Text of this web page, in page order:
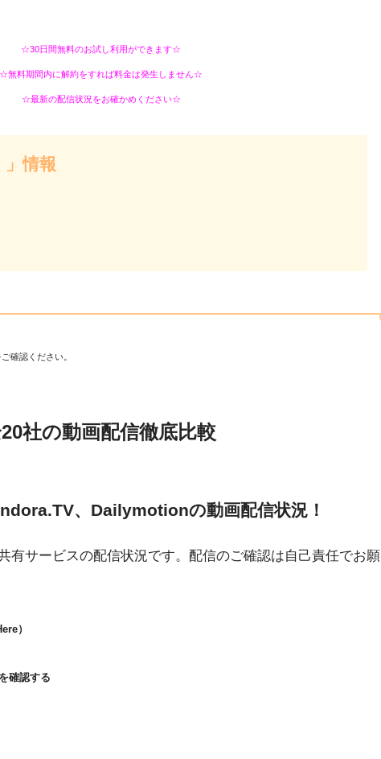
☆30日間無料のお試し利用ができます☆
☆無料期間内に解約をすれば料金は発生しません☆
☆最新の配信状況をお確かめください☆
」情報
確認ください。
社の動画配信徹底比較
、Dailymotionの動画配信状況！
有サービスの配信状況です。配信のご確認は自己責任でお願
）
。
確認する